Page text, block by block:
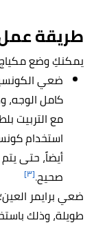
طريقة
يمكنكِ وضع مكياج
ضعي
كامل
مع التربيت
استخدام
أيضاً، حتى
صحيح.[٣]
ضعي برايمر
طويلة، وذلك